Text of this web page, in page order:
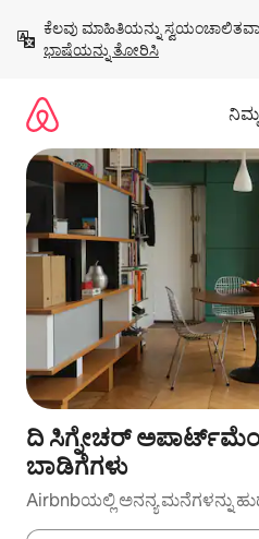
ಹೋಗಿ
ಕೆಲವು ಮಾಹಿತಿಯನ್ನು
ಭಾಷೆಯನ್ನು ತೋರಿಸಿ
ದಿ ಸಿಗ್ನೇಚರ್
ಬಾಡಿಗೆಗಳು
Airbnbಯಲ್ಲಿ ಅನನ್ಯ ಮನೆಗಳನ್ನು